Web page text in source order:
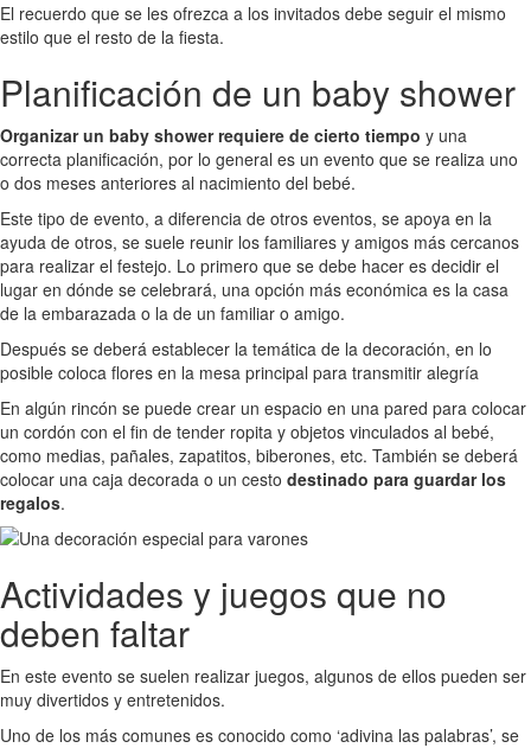
El recuerdo que se les ofrezca a los invitados debe seguir el mismo
estilo que el resto de la fiesta.
Planificación de un baby shower
Organizar un baby shower requiere de cierto tiempo y una
correcta planificación, por lo general es un evento que se realiza uno
o dos meses anteriores al nacimiento del bebé.
Este tipo de evento, a diferencia de otros eventos, se apoya en la
ayuda de otros, se suele reunir los familiares y amigos más cercanos
para realizar el festejo. Lo primero que se debe hacer es decidir el
lugar en dónde se celebrará, una opción más económica es la casa
de la embarazada o la de un familiar o amigo.
Después se deberá establecer la temática de la decoración, en lo
posible coloca flores en la mesa principal para transmitir alegría
En algún rincón se puede crear un espacio en una pared para colocar
un cordón con el fin de tender ropita y objetos vinculados al bebé,
como medias, pañales, zapatitos, biberones, etc. También se deberá
colocar una caja decorada o un cesto destinado para guardar los
regalos.
Actividades y juegos que no
deben faltar
En este evento se suelen realizar juegos, algunos de ellos pueden ser
muy divertidos y entretenidos.
Uno de los más comunes es conocido como ‘adivina las palabras’, se